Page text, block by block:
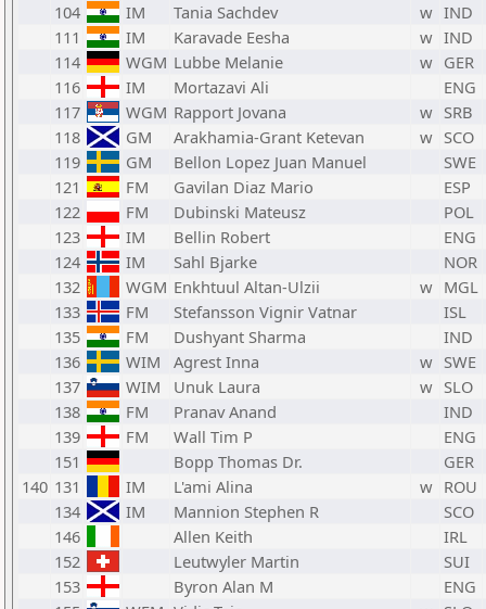
104
IM Tania Sachdev w IND
111
IM Karavade Eesha w IND
114
WGM Lubbe Melanie w GER
116
IM Mortazavi Ali
ENG
117
WGM Rapport Jovana w SRB
118
GM Arakhamia-Grant Ketevan w SCO
119
GM Bellon Lopez Juan Manuel
SWE
121
FM Gavilan Diaz Mario
ESP
122
FM Dubinski Mateusz
POL
123
IM Bellin Robert
ENG
124
IM Sahl Bjarke
NOR
132
WGM Enkhtuul Altan-Ulzii w MGL
133
FM Stefansson Vignir Vatnar
ISL
135
FM Dushyant Sharma
IND
136
WIM Agrest Inna w SWE
137
WIM Unuk Laura w SLO
138
FM Pranav Anand
IND
139
FM Wall Tim P
ENG
151
Bopp Thomas Dr.
GER
140 131 IM L'ami Alina w ROU
134
IM Mannion Stephen R
SCO
146
Allen Keith
IRL
152
Leutwyler Martin
SUI
153
Byron Alan M
ENG